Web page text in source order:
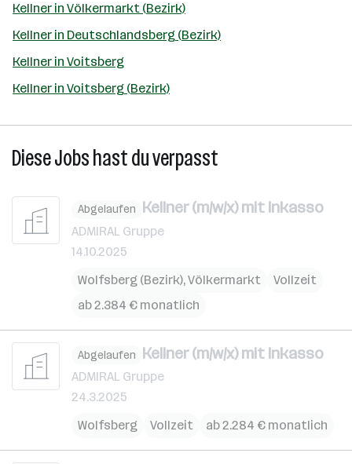
Kellner in Völkermarkt (Bezirk)
Kellner in Deutschlandsberg (Bezirk)
Kellner in Voitsberg
Kellner in Voitsberg (Bezirk)
Diese Jobs hast du verpasst
Abgelaufen Kellner (m/w/x) mit Inkasso
ADMIRAL Gruppe
14.10.2025
Wolfsberg (Bezirk),Völkermarkt
Vollzeit
ab 2.384 € monatlich
Abgelaufen Kellner (m/w/x) mit Inkasso
ADMIRAL Gruppe
24.3.2025
Wolfsberg
Vollzeit ab 2.284 € monatlich